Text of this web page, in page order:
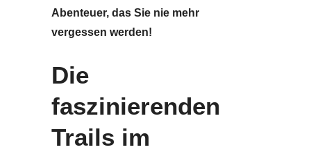
Abenteuer, das Sie nie mehr
vergessen werden!
Die
faszinierenden
Trails im